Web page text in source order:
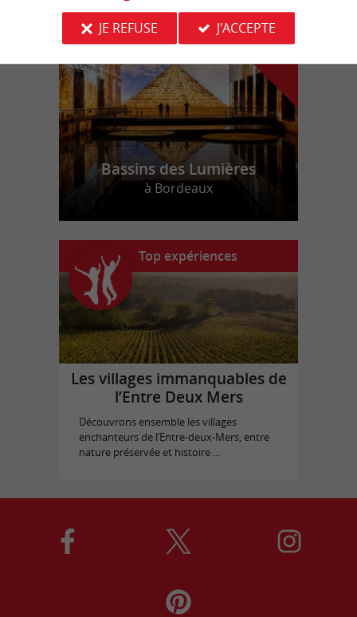
n
o
t
r
e
c
o
u
p
d
e
c
o
e
u
r
Bassins des Lumières
à Bordeaux
Top expériences
Les villages immanquables de
l’Entre Deux Mers
Découvrons ensemble les villages
enchanteurs de l’Entre-deux-Mers, entre
nature préservée et histoire ...
JE REFUSE
J'ACCEPTE